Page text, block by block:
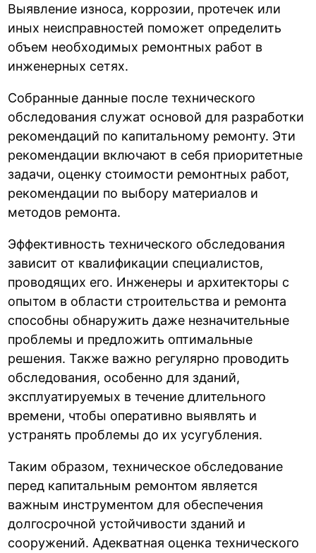
Выявление износа, коррозии, протечек или
иных неисправностей поможет определить
объем необходимых ремонтных работ в
инженерных сетях.
Собранные данные после технического
обследования служат основой для разработки
рекомендаций по капитальному ремонту. Эти
рекомендации включают в себя приоритетные
задачи, оценку стоимости ремонтных работ,
рекомендации по выбору материалов и
методов ремонта.
Эффективность технического обследования
зависит от квалификации специалистов,
проводящих его. Инженеры и архитекторы с
опытом в области строительства и ремонта
способны обнаружить даже незначительные
проблемы и предложить оптимальные
решения. Также важно регулярно проводить
обследования, особенно для зданий,
эксплуатируемых в течение длительного
времени, чтобы оперативно выявлять и
устранять проблемы до их усугубления.
Таким образом, техническое обследование
перед капитальным ремонтом является
важным инструментом для обеспечения
долгосрочной устойчивости зданий и
сооружений. Адекватная оценка технического